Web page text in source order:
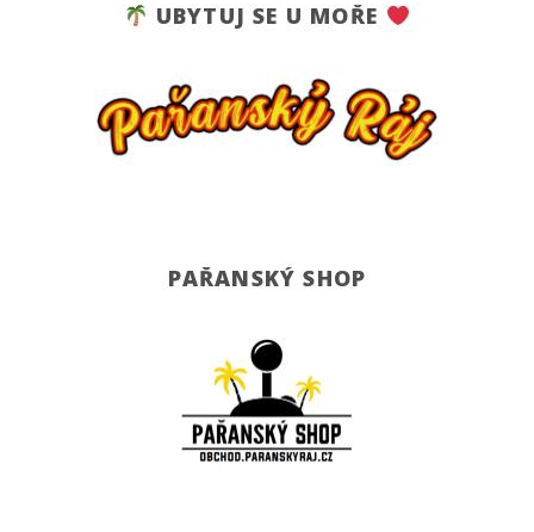
UBYTUJ SE U MOŘE
PAŘANSKÝ SHOP